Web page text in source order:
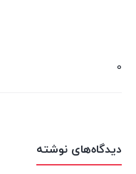
0
دیدگاه‌های نوشته